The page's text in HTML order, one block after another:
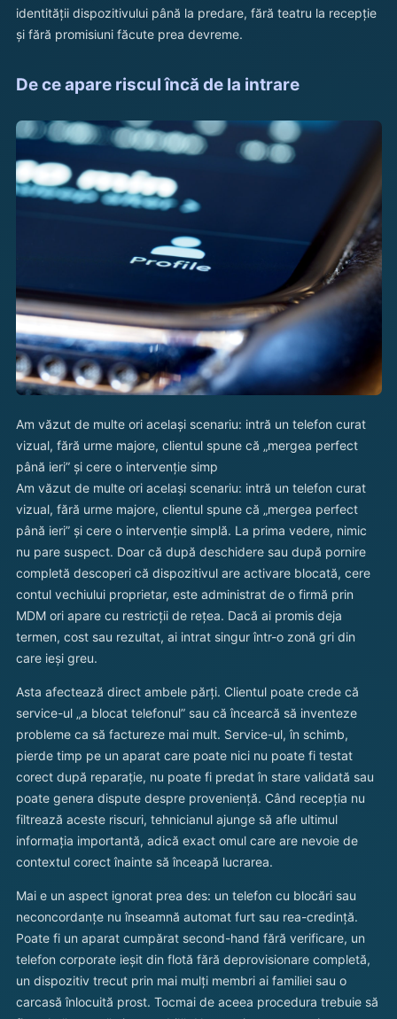
identității dispozitivului până la predare, fără teatru la recepție
și fără promisiuni făcute prea devreme.
De ce apare riscul încă de la intrare
Am văzut de multe ori același scenariu: intră un telefon curat
vizual, fără urme majore, clientul spune că „mergea perfect
până ieri” și cere o intervenție simp
Am văzut de multe ori același scenariu: intră un telefon curat
vizual, fără urme majore, clientul spune că „mergea perfect
până ieri” și cere o intervenție simplă. La prima vedere, nimic
nu pare suspect. Doar că după deschidere sau după pornire
completă descoperi că dispozitivul are activare blocată, cere
contul vechiului proprietar, este administrat de o firmă prin
MDM ori apare cu restricții de rețea. Dacă ai promis deja
termen, cost sau rezultat, ai intrat singur într-o zonă gri din
care ieși greu.
Asta afectează direct ambele părți. Clientul poate crede că
service-ul „a blocat telefonul” sau că încearcă să inventeze
probleme ca să factureze mai mult. Service-ul, în schimb,
pierde timp pe un aparat care poate nici nu poate fi testat
corect după reparație, nu poate fi predat în stare validată sau
poate genera dispute despre proveniență. Când recepția nu
filtrează aceste riscuri, tehnicianul ajunge să afle ultimul
informația importantă, adică exact omul care are nevoie de
contextul corect înainte să înceapă lucrarea.
Mai e un aspect ignorat prea des: un telefon cu blocări sau
neconcordanțe nu înseamnă automat furt sau rea-credință.
Poate fi un aparat cumpărat second-hand fără verificare, un
telefon corporate ieșit din flotă fără deprovisionare completă,
un dispozitiv trecut prin mai mulți membri ai familiei sau o
carcasă înlocuită prost. Tocmai de aceea procedura trebuie să